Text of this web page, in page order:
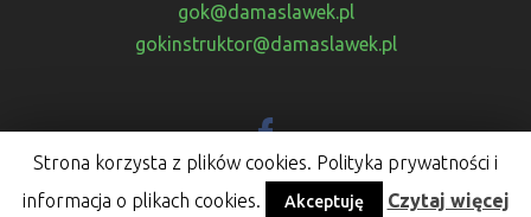
gok@damaslawek.pl
gokinstruktor@damaslawek.pl
Odwiedź nas na facebook-u
Strona korzysta z plików cookies. Polityka prywatności i
informacja o plikach cookies.
Akceptuję Czytaj więcej